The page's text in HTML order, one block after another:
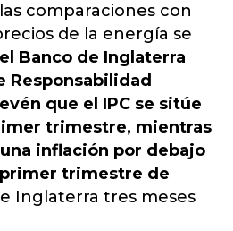
comparaciones con
de la energía se
Banco de Inglaterra
Responsabilidad
que el IPC se sitúe
trimestre, mientras
inflación por debajo
trimestre de
Inglaterra tres meses